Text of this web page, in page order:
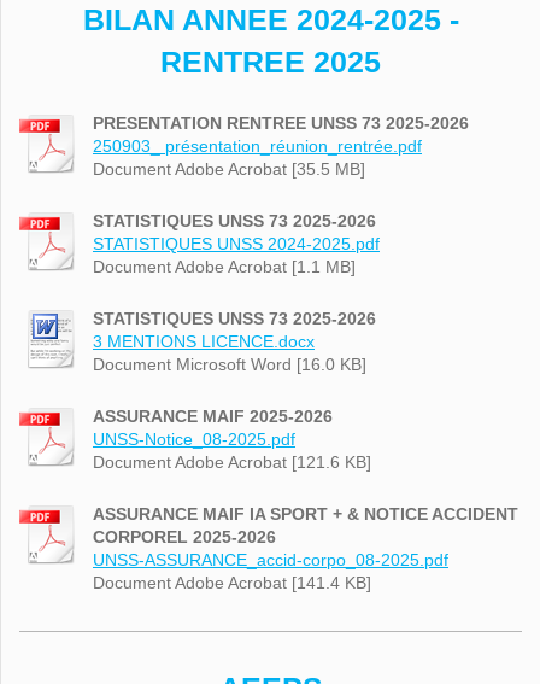
BILAN ANNEE 2024-2025 -
RENTREE 2025
PRESENTATION RENTREE UNSS 73 2025-2026
250903_ présentation_réunion_rentrée.pdf
Document Adobe Acrobat [35.5 MB]
STATISTIQUES UNSS 73 2025-2026
STATISTIQUES UNSS 2024-2025.pdf
Document Adobe Acrobat [1.1 MB]
STATISTIQUES UNSS 73 2025-2026
3 MENTIONS LICENCE.docx
Document Microsoft Word [16.0 KB]
ASSURANCE MAIF 2025-2026
UNSS-Notice_08-2025.pdf
Document Adobe Acrobat [121.6 KB]
ASSURANCE MAIF IA SPORT + & NOTICE ACCIDENT
CORPOREL 2025-2026
UNSS-ASSURANCE_accid-corpo_08-2025.pdf
Document Adobe Acrobat [141.4 KB]